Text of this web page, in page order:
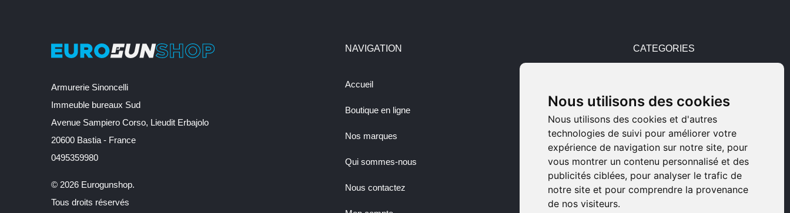
Nous utilisons des cookies
Nous utilisons des cookies et d'autres
technologies de suivi pour améliorer votre
expérience de navigation sur notre site, pour
vous montrer un contenu personnalisé et des
publicités ciblées, pour analyser le trafic de
notre site et pour comprendre la provenance
de nos visiteurs.
Armurerie Sinoncelli
Immeuble bureaux Sud
Avenue Sampiero Corso, Lieudit Erbajolo
20600 Bastia - France
0495359980
© 2026 Eurogunshop.
Tous droits réservés
NAVIGATION
Accueil
Boutique en ligne
Nos marques
Qui sommes-nous
Nous contactez
CATEGORIES
Armes d'occasions
Armes neuves
Armes de collection
Munitions